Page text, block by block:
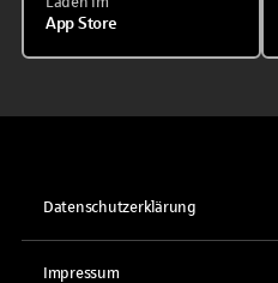
App Store
Datenschutzerklärung
Impressum